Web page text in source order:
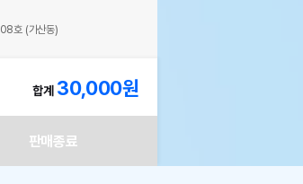
합계 30,000원
판매종료
호 (가산동)